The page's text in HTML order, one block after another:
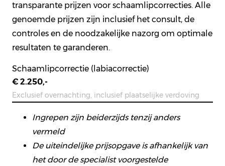
transparante prijzen voor schaamlipcorrecties. Alle
genoemde prijzen zijn inclusief het consult, de
controles en de noodzakelijke nazorg om optimale
resultaten te garanderen.
Schaamlipcorrectie (labiacorrectie)
€ 2.250,-
Exclusief overnachting, inclusief plaatselijke verdoving
Ingrepen zijn beiderzijds tenzij anders
vermeld
De uiteindelijke prijsopgave is afhankelijk van
het door de specialist voorgestelde